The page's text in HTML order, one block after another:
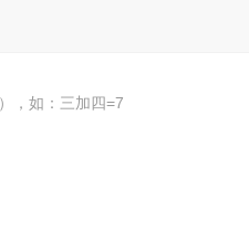
，如：三加四=7